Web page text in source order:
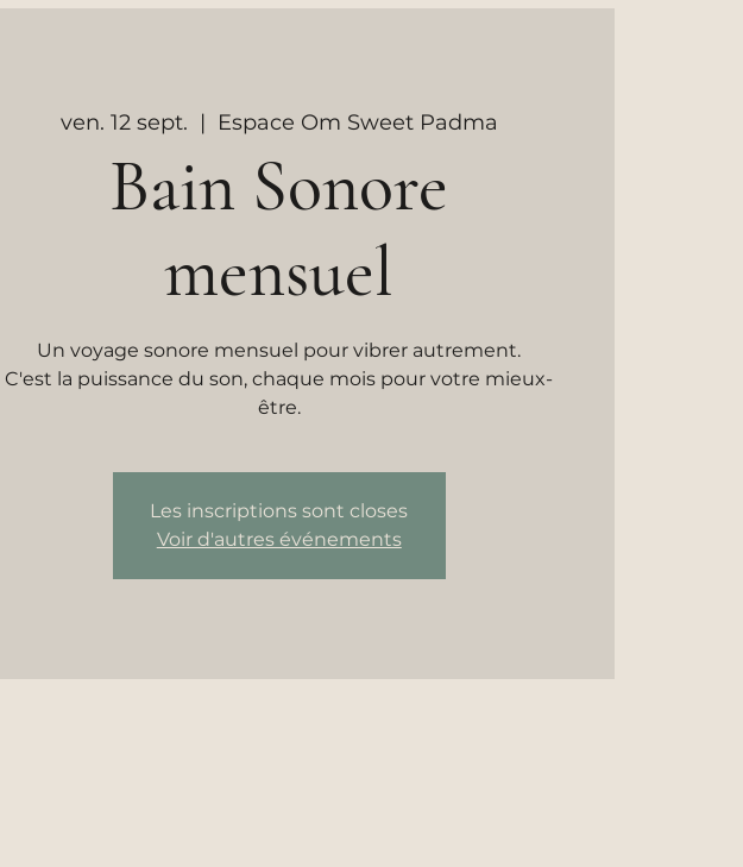
ven. 12 sept.
  |
Espace Om Sweet Padma
Bain Sonore
mensuel
Un voyage sonore mensuel pour vibrer autrement.
C'est la puissance du son, chaque mois pour votre mieux-
être.
Les inscriptions sont closes
Voir d'autres événements